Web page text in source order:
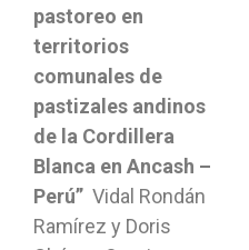
pastoreo en
territorios
comunales de
pastizales andinos
de la Cordillera
Blanca en Ancash –
Perú” Vidal Rondán
Ramírez y Doris